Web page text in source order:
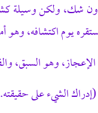
شك، ولكن وسيلة
يوم اكتشافه،
وهو السبق،
(إدراك الشيء على